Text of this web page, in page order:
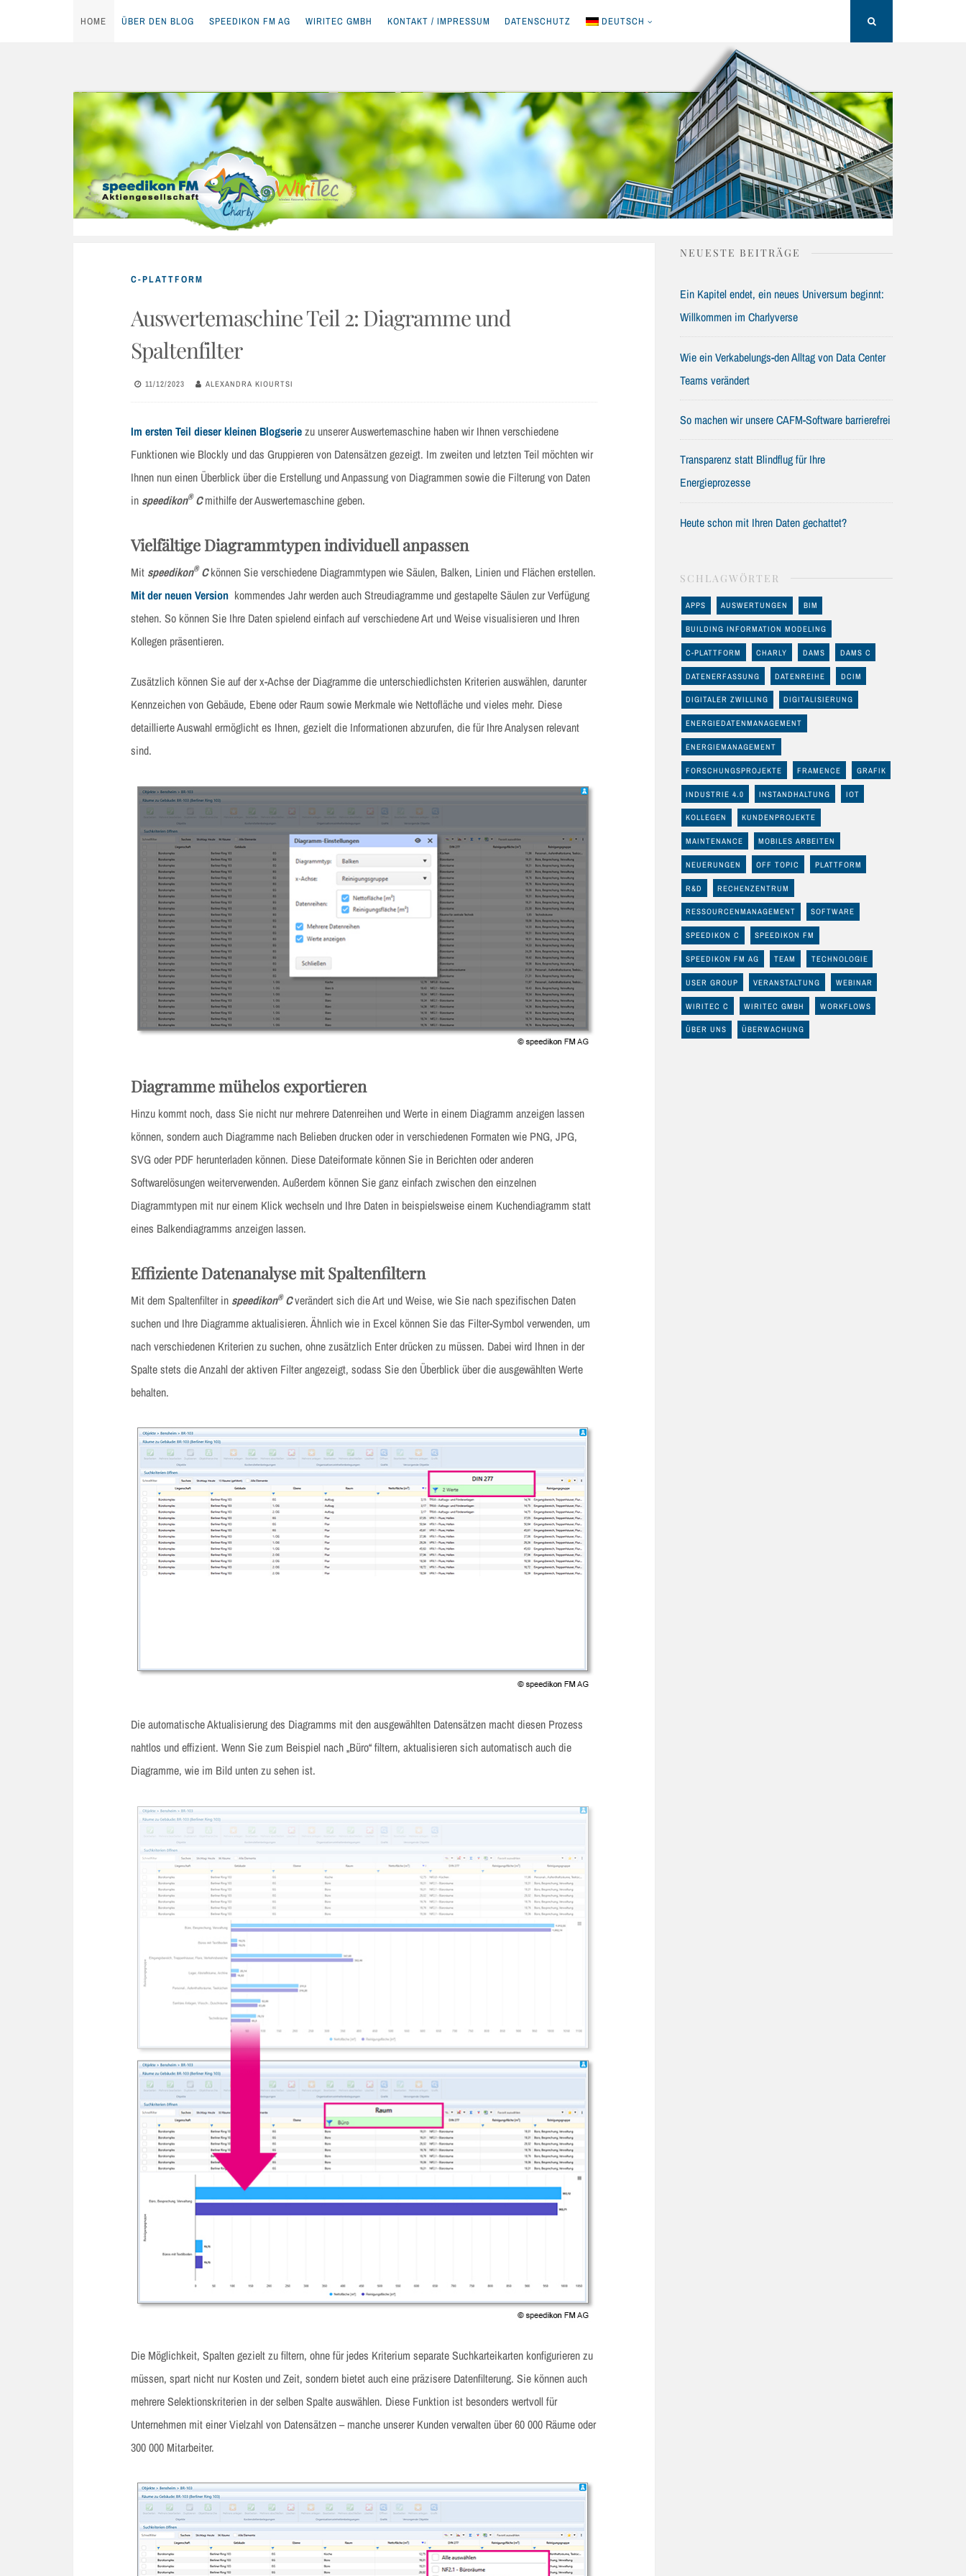
content
HOME ÜBER DEN BLOG SPEEDIKON FM AG WIRITEC GMBH KONTAKT / IMPRESSUM DATENSCHUTZ DEUTSCH
C-PLATTFORM
Auswertemaschine Teil 2: Diagramme und
Spaltenfilter
11/12/2023 ALEXANDRA KIOURTSI
Im ersten Teil dieser kleinen Blogseriezu unserer Auswertemaschine haben wir Ihnen verschiedene
Funktionen wie Blockly und das Gruppieren von Datensätzen gezeigt. Im zweiten und letzten Teil möchten wir
Ihnen nun einen Überblick über die Erstellung und Anpassung von Diagrammen sowie die Filterung von Daten
in speedikon®Cmithilfe der Auswertemaschine geben.
Vielfältige Diagrammtypen individuell anpassen
Mit speedikon®Ckönnen Sie verschiedene Diagrammtypen wie Säulen, Balken, Linien und Flächen erstellen.
Mit der neuen Version kommendes Jahr werden auch Streudiagramme und gestapelte Säulen zur Verfügung
stehen. So können Sie Ihre Daten spielend einfach auf verschiedene Art und Weise visualisieren und Ihren
Kollegen präsentieren.
Zusätzlich können Sie auf der x-Achse der Diagramme die unterschiedlichsten Kriterien auswählen, darunter
Kennzeichen von Gebäude, Ebene oder Raum sowie Merkmale wie Nettofläche und vieles mehr. Diese
detaillierte Auswahl ermöglicht es Ihnen, gezielt die Informationen abzurufen, die für Ihre Analysen relevant
sind.
Diagramme mühelos exportieren
Hinzu kommt noch, dass Sie nicht nur mehrere Datenreihen und Werte in einem Diagramm anzeigen lassen
können, sondern auch Diagramme nach Belieben drucken oder in verschiedenen Formaten wie PNG, JPG,
SVG oder PDF herunterladen können. Diese Dateiformate können Sie in Berichten oder anderen
Softwarelösungen weiterverwenden. Außerdem können Sie ganz einfach zwischen den einzelnen
Diagrammtypen mit nur einem Klick wechseln und Ihre Daten in beispielsweise einem Kuchendiagramm statt
eines Balkendiagramms anzeigen lassen.
Effiziente Datenanalyse mit Spaltenfiltern
Mit dem Spaltenfilter in speedikon®Cverändert sich die Art und Weise, wie Sie nach spezifischen Daten
suchen und Ihre Diagramme aktualisieren. Ähnlich wie in Excel können Sie das Filter-Symbol verwenden, um
nach verschiedenen Kriterien zu suchen, ohne zusätzlich Enter drücken zu müssen. Dabei wird Ihnen in der
Spalte stets die Anzahl der aktiven Filter angezeigt, sodass Sie den Überblick über die ausgewählten Werte
behalten.
Die automatische Aktualisierung des Diagramms mit den ausgewählten Datensätzen macht diesen Prozess
nahtlos und effizient. Wenn Sie zum Beispiel nach „Büro“ filtern, aktualisieren sich automatisch auch die
Diagramme, wie im Bild unten zu sehen ist.
Die Möglichkeit, Spalten gezielt zu filtern, ohne für jedes Kriterium separate Suchkarteikarten konfigurieren zu
müssen, spart nicht nur Kosten und Zeit, sondern bietet auch eine präzisere Datenfilterung. Sie können auch
mehrere Selektionskriterien in der selben Spalte auswählen. Diese Funktion ist besonders wertvoll für
Unternehmen mit einer Vielzahl von Datensätzen – manche unserer Kunden verwalten über 60 000 Räume oder
300 000 Mitarbeiter.
NEUESTE BEITRÄGE
Ein Kapitel endet, ein neues Universum beginnt:
Willkommen im Charlyverse
Wie ein Verkabelungs-den Alltag von Data Center
Teams verändert
So machen wir unsere CAFM-Software barrierefrei
Transparenz statt Blindflug für Ihre
Energieprozesse
Heute schon mit Ihren Daten gechattet?
SCHLAGWÖRTER
APPS AUSWERTUNGEN BIM
BUILDING INFORMATION MODELING
C-PLATTFORM CHARLY DAMS DAMS C
DATENERFASSUNG DATENREIHE DCIM
DIGITALER ZWILLING DIGITALISIERUNG
ENERGIEDATENMANAGEMENT
ENERGIEMANAGEMENT
FORSCHUNGSPROJEKTE FRAMENCE GRAFIK
INDUSTRIE 4.0 INSTANDHALTUNG IOT
KOLLEGEN KUNDENPROJEKTE
MAINTENANCE MOBILES ARBEITEN
NEUERUNGEN OFF TOPIC PLATTFORM
R&D RECHENZENTRUM
RESSOURCENMANAGEMENT SOFTWARE
SPEEDIKON C SPEEDIKON FM
SPEEDIKON FM AG TEAM TECHNOLOGIE
USER GROUP VERANSTALTUNG WEBINAR
WIRITEC C WIRITEC GMBH WORKFLOWS
ÜBER UNS ÜBERWACHUNG